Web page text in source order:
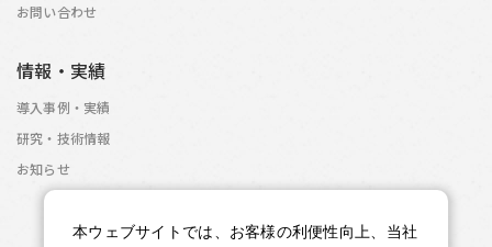
お問い合わせ
情報・実績
導入事例・実績
研究・技術情報
お知らせ
本ウェブサイトでは、お客様の利便性向上、当社